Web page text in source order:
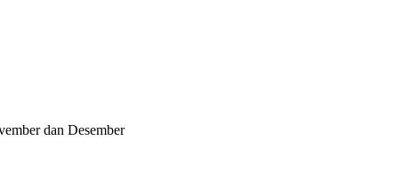
dan Desember